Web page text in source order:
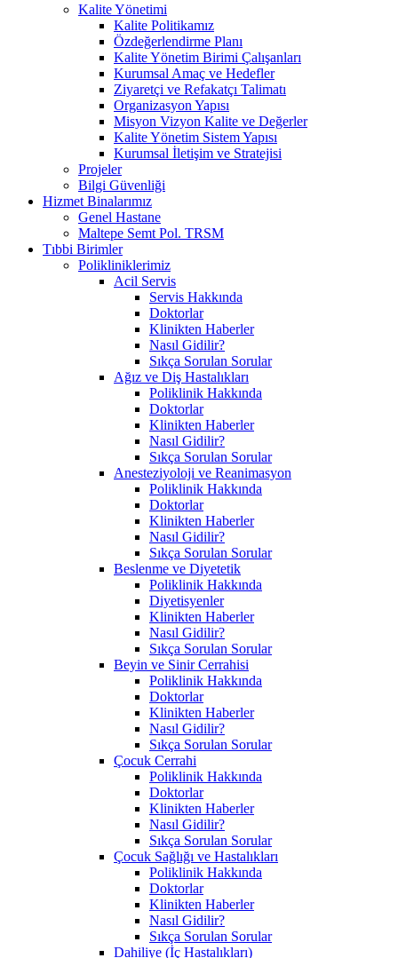
Kalite Yönetimi
Kalite Politikamız
Özdeğerlendirme Planı
Kalite Yönetim Birimi Çalışanları
Kurumsal Amaç ve Hedefler
Ziyaretçi ve Refakatçı Talimatı
Organizasyon Yapısı
Misyon Vizyon Kalite ve Değerler
Kalite Yönetim Sistem Yapısı
Kurumsal İletişim ve Stratejisi
Projeler
Bilgi Güvenliği
Hizmet Binalarımız
Genel Hastane
Maltepe Semt Pol. TRSM
Tıbbi Birimler
Polikliniklerimiz
Acil Servis
Servis Hakkında
Doktorlar
Klinikten Haberler
Nasıl Gidilir?
Sıkça Sorulan Sorular
Ağız ve Diş Hastalıkları
Poliklinik Hakkında
Doktorlar
Klinikten Haberler
Nasıl Gidilir?
Sıkça Sorulan Sorular
Anesteziyoloji ve Reanimasyon
Poliklinik Hakkında
Doktorlar
Klinikten Haberler
Nasıl Gidilir?
Sıkça Sorulan Sorular
Beslenme ve Diyetetik
Poliklinik Hakkında
Diyetisyenler
Klinikten Haberler
Nasıl Gidilir?
Sıkça Sorulan Sorular
Beyin ve Sinir Cerrahisi
Poliklinik Hakkında
Doktorlar
Klinikten Haberler
Nasıl Gidilir?
Sıkça Sorulan Sorular
Çocuk Cerrahi
Poliklinik Hakkında
Doktorlar
Klinikten Haberler
Nasıl Gidilir?
Sıkça Sorulan Sorular
Çocuk Sağlığı ve Hastalıkları
Poliklinik Hakkında
Doktorlar
Klinikten Haberler
Nasıl Gidilir?
Sıkça Sorulan Sorular
Dahiliye (İç Hastalıkları)